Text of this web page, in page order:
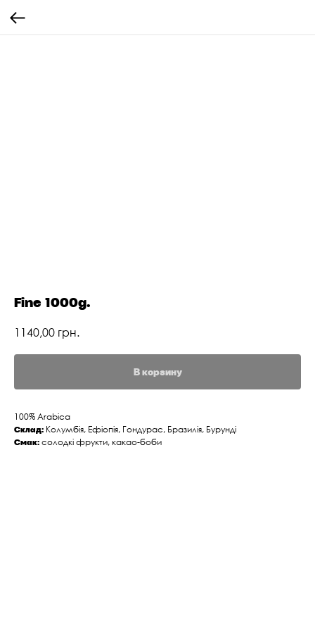
Fine 1000g.
1140,00 грн.
В корзину
100% Arabica
Склад: Колумбія, Ефіопія, Гондурас, Бразилія, Бурунді
Смак: солодкі фрукти, какао-боби